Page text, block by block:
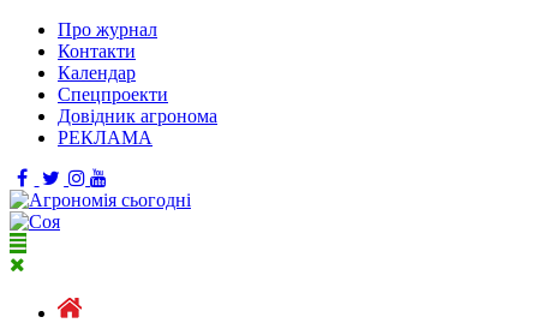
Про журнал
Контакти
Календар
Спецпроекти
Довідник агронома
РЕКЛАМА